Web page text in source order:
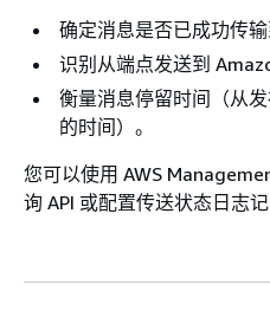
确定消息是否已成功传输
识别从端点发送到
衡量消息停留时间（从
的时间）。
您可以使用 AWS
询 API 或配置传送状态日志